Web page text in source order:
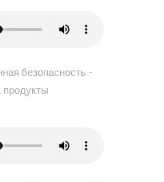
безопасность -